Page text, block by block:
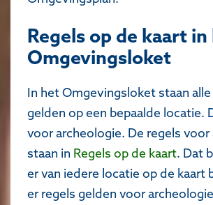
Regels op de kaart
Omgevingsloket
In het Omgevingsloket staan
gelden op een bepaalde locatie.
voor archeologie. De regels
staan in Regels op de kaart. Dat
er van iedere locatie op de kaart
er regels gelden voor